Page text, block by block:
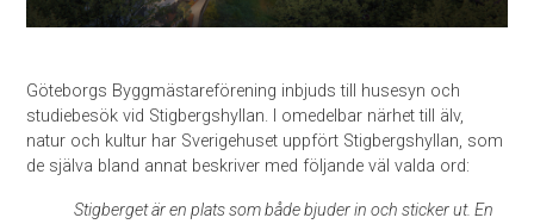
Göteborgs Byggmästareförening inbjuds till husesyn och
studiebesök vid Stigbergshyllan. I omedelbar närhet till älv,
natur och kultur har Sverigehuset uppfört Stigbergshyllan, som
de själva bland annat beskriver med följande väl valda ord:
Stigberget är en plats som både bjuder in och sticker ut. En